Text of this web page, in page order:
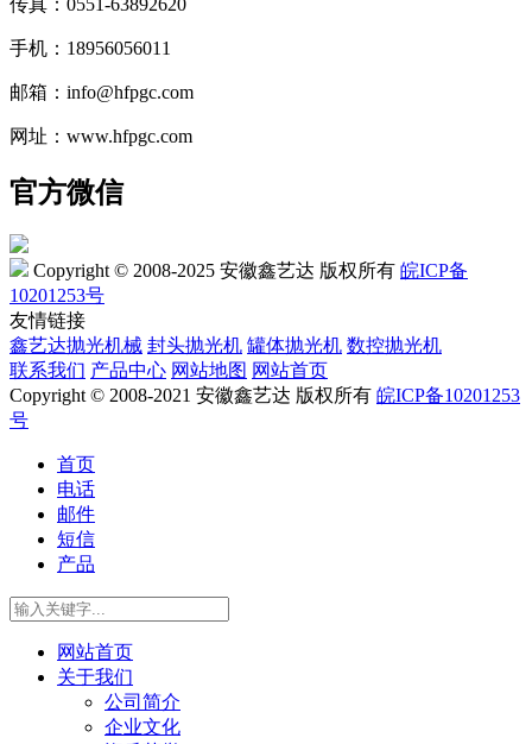
手机：18956056011
邮箱：info@hfpgc.com
网址：www.hfpgc.com
官方微信
Copyright © 2008-2025 安徽鑫艺达 版权所有 皖ICP备
10201253号
友情链接
鑫艺达抛光机械 封头抛光机 罐体抛光机 数控抛光机
联系我们 产品中心 网站地图 网站首页
Copyright © 2008-2021 安徽鑫艺达 版权所有 皖ICP备10201253
号
首页
电话
邮件
短信
产品
网站首页
关于我们
公司简介
企业文化